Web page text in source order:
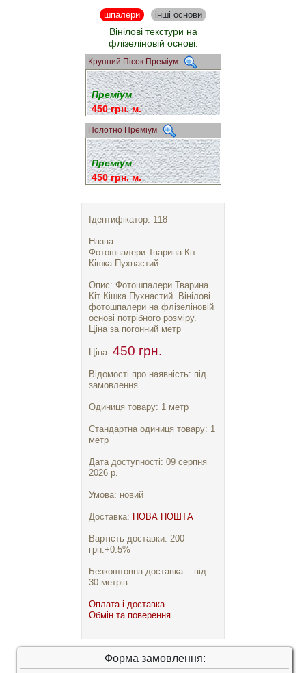
шпалери інші основи
Вінілові текстури на
флізеліновій основі:
Крупний Пісок Преміум
Преміум
450 грн. м.
Полотно Преміум
Преміум
450 грн. м.
Ідентифікатор: 118
Назва:
Фотошпалери Тварина Кіт
Кішка Пухнастий
Опис: Фотошпалери Тварина
Кіт Кішка Пухнастий. Вінілові
фотошпалери на флізеліновій
основі потрібного розміру.
Ціна за погонний метр
Ціна: 450 грн.
Відомості про наявність: під
замовлення
Одиниця товару: 1 метр
Стандартна одиниця товару: 1
метр
Дата доступності: 09 серпня
2026 р.
Умова: новий
Доставка: НОВА ПОШТА
Вартість доставки: 200
грн.+0.5%
Безкоштовна доставка: - від
30 метрів
Оплата і доставка
Обмін та поверення
Форма замовлення: